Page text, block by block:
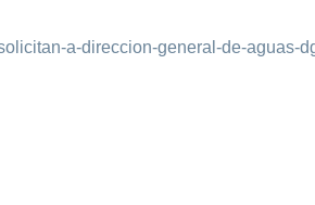
a-direccion-general-de-aguas-